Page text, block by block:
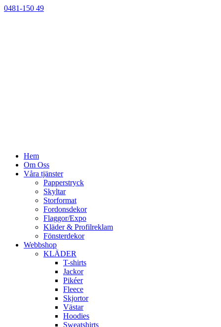
0481-150 49
Hem
Om Oss
Våra tjänster
Papperstryck
Skyltar
Storformat
Fordonsdekor
Flaggor/Expo
Kläder & Profilreklam
Fönsterdekor
Webbshop
KLÄDER
T-shirts
Jackor
Pikéer
Fleece
Skjortor
Västar
Hoodies
Sweatshirts